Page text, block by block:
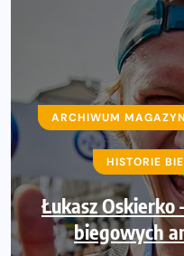
ARCHIWUM
HISTORIE
Łukasz Oskierko
biegowych
ARCHIWUM
Biegowy
prenumeratę